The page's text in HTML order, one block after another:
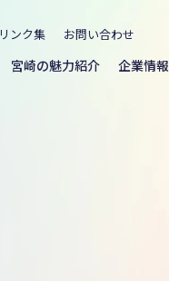
リンク集 お問い合わせ
宮崎の魅力紹介 企業情報